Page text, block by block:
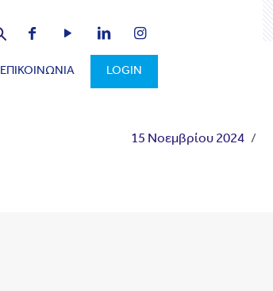
ΕΠΙΚΟΙΝΩΝΙΑ LOGIN
15 Νοεμβρίου 2024 /